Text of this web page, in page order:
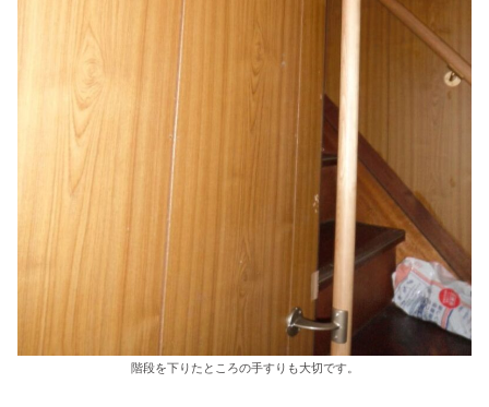
階段を下りたところの手すりも大切です。